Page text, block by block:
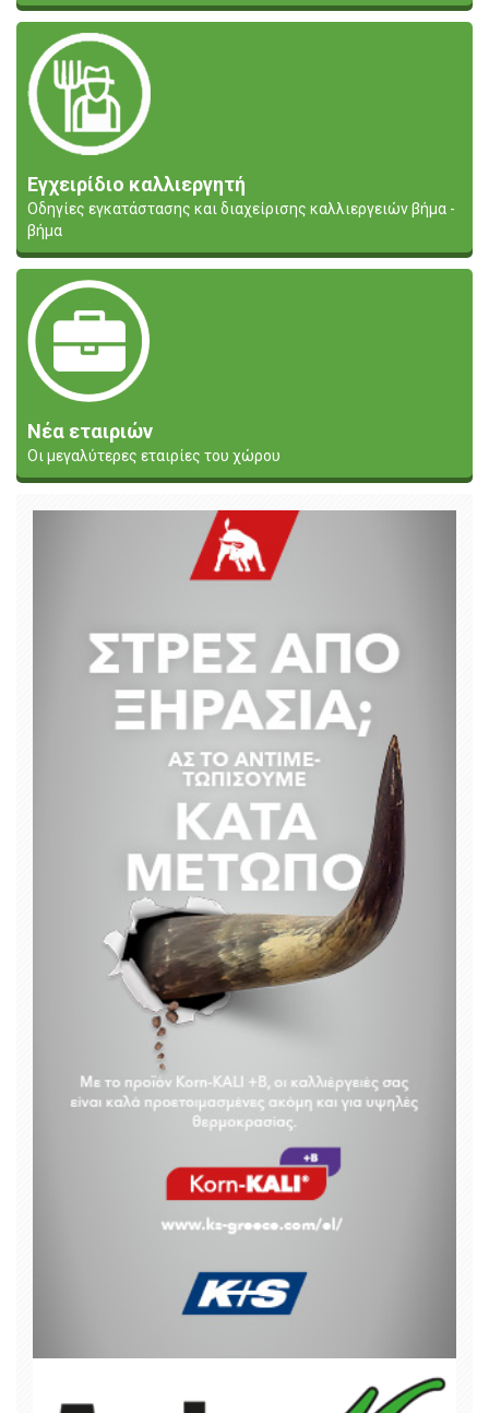
Εγχειρίδιο καλλιεργητή
Οδηγίες εγκατάστασης και διαχείρισης καλλιεργειών βήμα -
βήμα
Νέα εταιριών
Οι μεγαλύτερες εταιρίες του χώρου